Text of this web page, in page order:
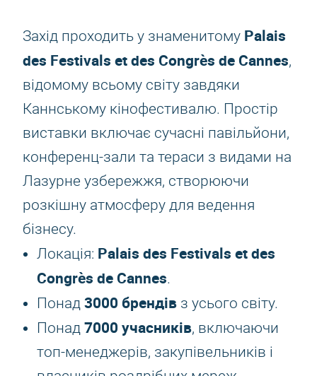
Захід проходить у знаменитому Palais
des Festivals et des Congrès de Cannes,
відомому всьому світу завдяки
Каннському кінофестивалю. Простір
виставки включає сучасні павільйони,
конференц-зали та тераси з видами на
Лазурне узбережжя, створюючи
розкішну атмосферу для ведення
бізнесу.
Локація: Palais des Festivals et des
Congrès de Cannes.
Понад 3000 брендів з усього світу.
Понад 7000 учасників, включаючи
топ-менеджерів, закупівельників і